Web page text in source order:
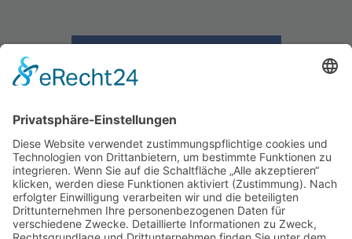
Schützenverein Warburg von 1591 e.V.
Impressum|Datenschutz